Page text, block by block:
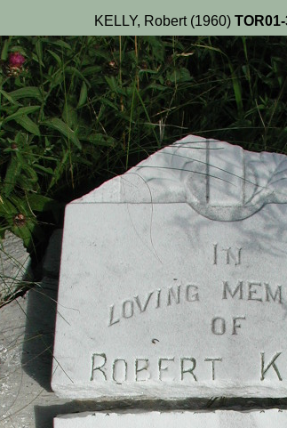
KELLY, Robert (1960)